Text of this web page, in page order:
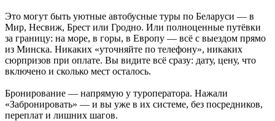
Это могут быть уютные автобусные туры по Беларуси — в
Мир, Несвиж, Брест или Гродно. Или полноценные путёвки
за границу: на море, в горы, в Европу — всё с выездом прямо
из Минска. Никаких «уточняйте по телефону», никаких
сюрпризов при оплате. Вы видите всё сразу: дату, цену, что
включено и сколько мест осталось.
Бронирование — напрямую у туроператора. Нажали
«Забронировать» — и вы уже в их системе, без посредников,
переплат и лишних шагов.